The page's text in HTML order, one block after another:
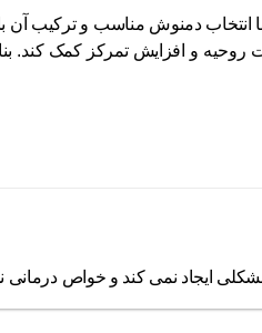
انتخاب دمنوش مناسب و ترکیب آن
روحیه و افزایش تمرکز کمک کند.
ایجاد نمی کند و خواص درمانی